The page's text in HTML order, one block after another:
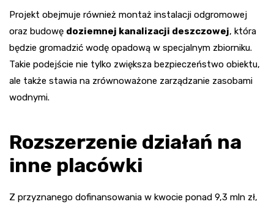
Projekt obejmuje również montaż instalacji odgromowej
oraz budowę doziemnej kanalizacji deszczowej, która
będzie gromadzić wodę opadową w specjalnym zbiorniku.
Takie podejście nie tylko zwiększa bezpieczeństwo obiektu,
ale także stawia na zrównoważone zarządzanie zasobami
wodnymi.
Rozszerzenie działań na
inne placówki
Z przyznanego dofinansowania w kwocie ponad 9,3 mln zł,